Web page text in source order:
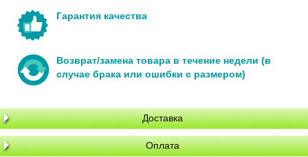
Гарантия качества
Возврат/замена товара в течение недели (в
случае брака или ошибки с размером)
Доставка
Оплата